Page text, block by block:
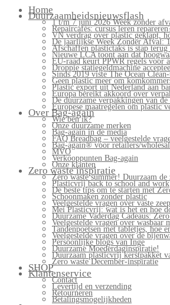
again
Primary
Menu Home
Duurzaamheidsnieuwsflash
1 t/m 7 juni 2026 Week zonder
Repaircafés: cursus leren
VN verdrag over plastic geklapt,
De jaarlijkse Week Zonder Afval:
Afschaffen plastictaks is stap
Nieuwe LCA toont aan dat
EU-raad keurt PPWR regels voor
Droppie statiegeldmachine
Sinds 2019 viste The Ocean
Geen plastic meer om
Plastic export uit Nederland aan
Europa bereikt akkoord over
De duurzame verpakkingen van
Europese maatregelen om plastic
Over Bag-again
Wie ben ik?
Onze duurzame merken
Bag-again in de media
FAQ Breadbag – veelgestelde
Bag-again® voor retailers/
MVO
Verkooppunten Bag-again
Onze klanten
Zero waste inspiratie
Zero waste summer! Duurzaam
Plasticvrij back to school and work
De beste tips om te starten met
Schoonmaken zonder plastic
Veelgestelde vragen over vaste
Mei Plasticvrij: wat is het en hoe
Duurzame Vaderdag Cadeaus:
Veelgestelde vragen over wasbaar
Tandenpoetsen met tabletjes, hoe
Veelgestelde vragen over de
Persoonlijke blogs van Inge
Duurzame Moederdaginspiratie!
Duurzaam plasticvrij kerstpakket
Zero waste December-inspiratie
SHOP
Klantenservice
Contact
Levertijd en verzending
Retourneren
Betalingsmogelijkheden